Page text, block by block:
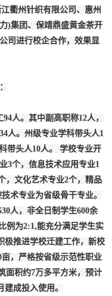
衢州针织有限公司、惠州
)集团、保靖鼎盛黄金茶开
司进行校企合作，效果显
人。其中副高职称12人，
人。州级专业学科带头人1
带头人10人。 学校专业开
3个，信息技术应用专业1
，文化艺术专业2个，精品
术专业为省级骨干专业。
人，非全日制学生600余
为2:1,能充分满足学生实
推进学校迁建工作，新校
，严格按省级示范性职业
面积约7万多平方米，预计
建成投入使用。